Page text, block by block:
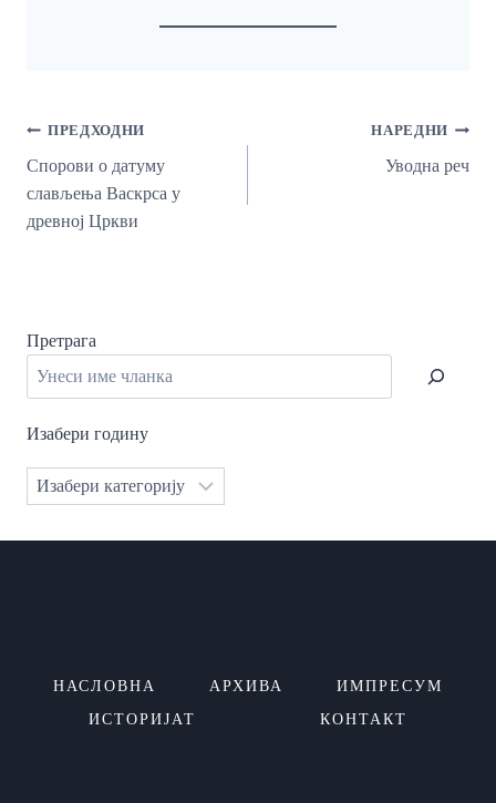
Кретање
ПРЕДХОДНИ
Спорови о датуму
слављења Васкрса у
древној Цркви
НАРЕДНИ
Уводна реч
Претрага
Изабери годину
Категорије
НАСЛОВНА АРХИВА ИМПРЕСУМ
ИСТОРИЈАТ КОНТАКТ